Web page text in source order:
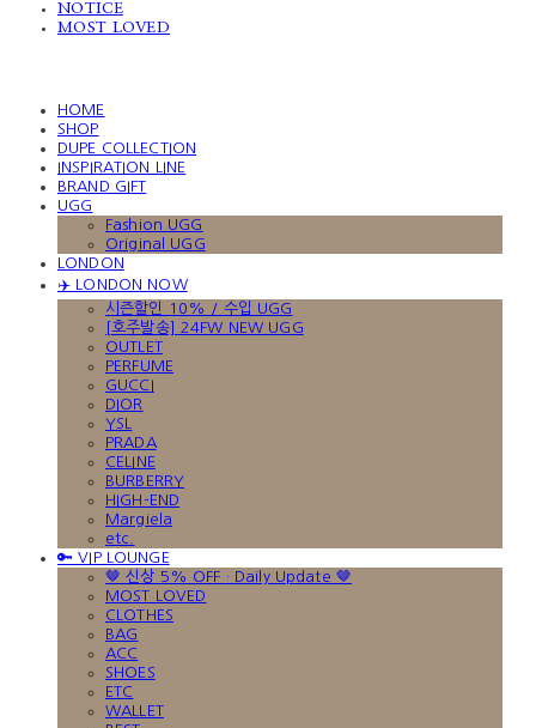
NOTICE
MOST LOVED
HOME
SHOP
DUPE COLLECTION
INSPIRATION LINE
BRAND GIFT
UGG
Fashion UGG
Original UGG
LONDON
✈️ LONDON NOW
시즌할인 10% / 수입 UGG
[호주발송] 24FW NEW UGG
OUTLET
PERFUME
GUCCI
DIOR
YSL
PRADA
CELINE
BURBERRY
HIGH-END
Margiela
etc.
🔑 VIP LOUNGE
🤎 신상 5% OFF · Daily Update 🤎
MOST LOVED
CLOTHES
BAG
ACC
SHOES
ETC
WALLET